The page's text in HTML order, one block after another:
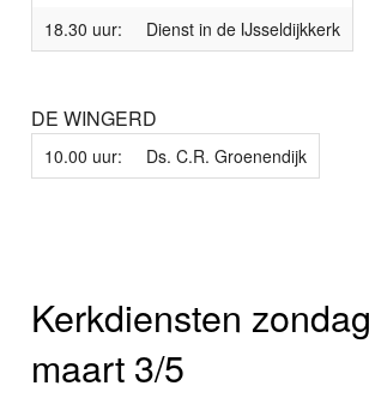
18.30 uur:
Dienst in de IJsseldijkkerk
DE WINGERD
10.00 uur: Ds. C.R. Groenendijk
Kerkdiensten
maart 3/5